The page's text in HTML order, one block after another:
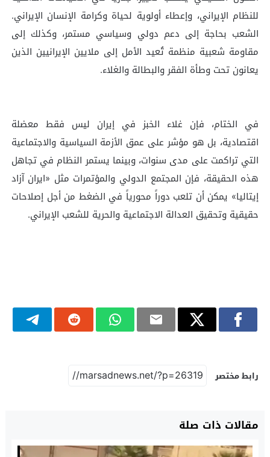
للنظام الإيراني، وإعطاء أولوية لحياة وكرامة الإنسان الإيراني.
الشعب بحاجة إلى دعم دولي وسياسي مستمر، وكذلك إلى
مقاومة شعبية منظمة تُعيد الأمل إلى ملايين الإيرانيين الذين
يعانون تحت وطأة الفقر والبطالة والغلاء.
في الختام، فإن غلاء الخبز في إيران ليس فقط معضلة
اقتصادية، بل هو مؤشر على عمق الأزمة السياسية والاجتماعية
التي تراكمت على مدى سنوات، وبينما يستمر النظام في تجاهل
هذه الحقيقة، فإن المجتمع الدولي والمؤتمرات مثل «ایران آزاد
إیتالیا» يمكن أن تلعب دوراً محورياً في الضغط من أجل إصلاحات
حقيقية وتحقيق العدالة الاجتماعية والحرية للشعب الإيراني.
رابط مختصر
مقالات ذات صلة